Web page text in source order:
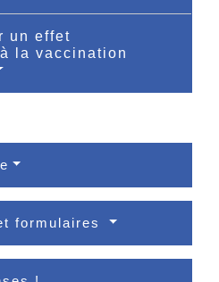
un effet
la vaccination
formulaires